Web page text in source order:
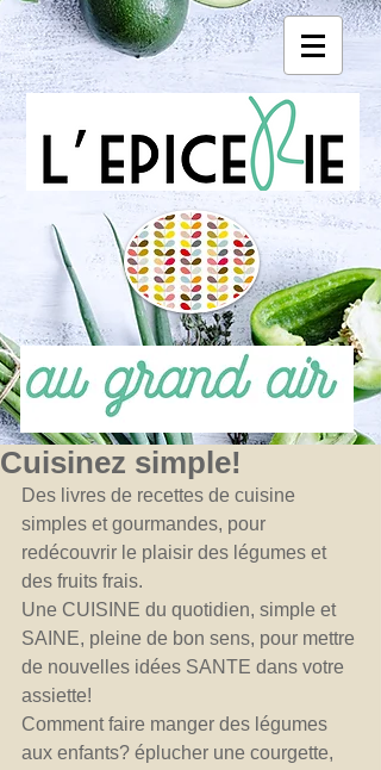
Cuisinez simple!
Des livres de recettes de cuisine
simples et gourmandes, pour
redécouvrir le plaisir des légumes et
des fruits frais.
Une CUISINE du quotidien, simple et
SAINE, pleine de bon sens, pour mettre
de nouvelles idées SANTE dans votre
assiette!
Comment faire manger des légumes
aux enfants? éplucher une courgette,